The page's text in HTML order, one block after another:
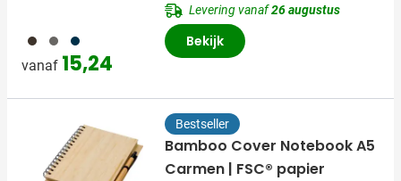
001 387 536
vanaf 15,24
Levering vanaf26 augustus
Bekijk
Bestseller
Bamboo Cover Notebook A5
Carmen | FSC® papier